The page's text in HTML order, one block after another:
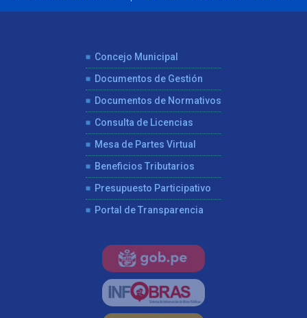
Concejo Municipal
Documentos de Gestión
Documentos de Normativos
Consulta de Licencias
Mesa de Partes Virtual
Beneficios Tributarios
Presupuesto Participativo
Portal de Transparencia